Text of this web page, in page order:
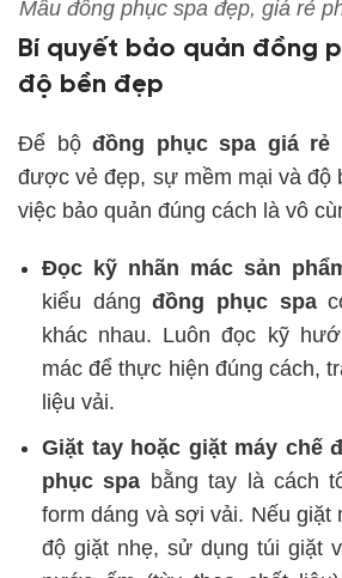
Mẫu đồng phục spa đẹp, giá rẻ
Bí quyết bảo quản đồng
độ bền đẹp
Để bộ đồng phục spa giá rẻ
được vẻ đẹp, sự mềm mại và độ
việc bảo quản đúng cách là vô
Đọc kỹ nhãn mác sản
kiểu dángđồng phục spa
khác nhau. Luôn đọc kỹ
mác để thực hiện đúng cách,
liệu vải.
Giặt tay hoặc giặt máy chế
phục spa bằng tay là cách
form dáng và sợi vải. Nếu giặt
độ giặt nhẹ, sử dụng túi giặt